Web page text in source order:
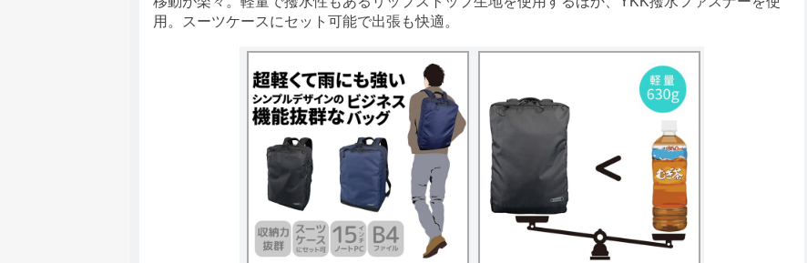
用。スーツケースにセット可能で出張も快適。